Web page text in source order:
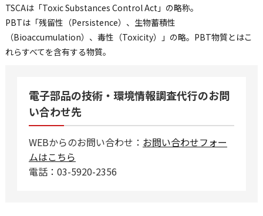
TSCAは「Toxic Substances Control Act」の略称。
PBTは「残留性（Persistence）、生物蓄積性
（Bioaccumulation）、毒性（Toxicity）」の略。PBT物質とはこ
れらすべてを含有する物質。
電子部品の技術・環境情報調査代行のお問
い合わせ先
WEBからのお問い合わせ： お問い合わせフォー
ムはこちら
電話：03-5920-2356